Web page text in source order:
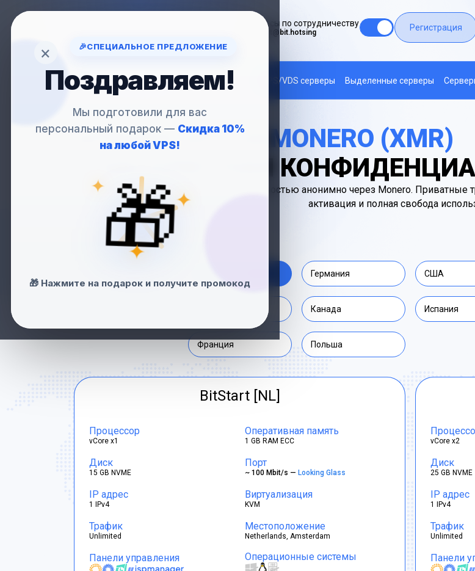
Вопросы по сотрудничеству
support@bit.hotsing Регистрация
VPS/VDS серверы Выделенные серверы
АРЕНДА VPS ЗА
MONERO (XMR)
— АБСОЛЮТНАЯ
Оплачивайте VPS полностью анонимно через Monero. Приватные
активация и полная свобода
Германия США
Канада Испания
Франция Польша
BitStart [NL]
Процессор
vCore x1
Оперативная память
1 GB RAM ECC
Диск
15 GB NVME
Порт
~ 100 Mbit/s — Looking Glass
IP адрес
1 IPv4
Виртуализация
KVM
Трафик
Unlimited
Местоположение
Netherlands, Amsterdam
Панели управления Операционные системы
vCore x2
Диск
25 GB NVME
IP адрес
1 IPv4
Трафик
Unlimited
Панели
× 🎉СПЕЦИАЛЬНОЕ ПРЕДЛОЖЕНИЕ
Поздравляем!
Мы подготовили для вас
персональный подарок — Скидка 10%
на любой VPS!
✦ ✦
✦
🎁
🎁 Нажмите на подарок и получите промокод